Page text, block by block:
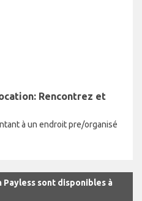
Rencontrez et
à un endroit pre/organisé
sont disponibles à